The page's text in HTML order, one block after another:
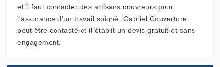
et il faut contacter des artisans couvreurs pour
l'assurance d'un travail soigné. Gabriel Couverture
peut être contacté et il établit un devis gratuit et sans
engagement.